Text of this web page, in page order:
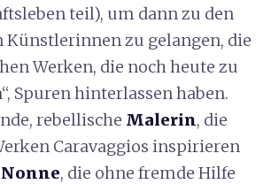
teil), um dann zu den
Künstlerinnen zu gelangen, die
Werken, die noch heute zu
Spuren hinterlassen haben.
rebellische Malerin, die
Caravaggios inspirieren
, die ohne fremde Hilfe